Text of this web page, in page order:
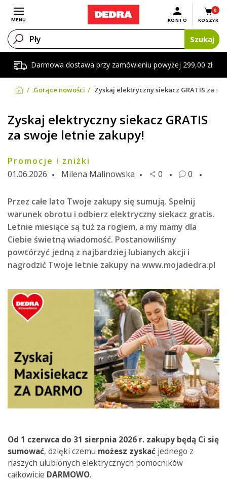
Darmowa dostawa przy zamówieniu powyżej 299,00 zł
Otwórz menu
MENU
0
KOSZYK
KONTO
Szukaj
Gorące nowości Zyskaj elektryczny siekacz GRATIS za
Zyskaj elektryczny siekacz GRATIS
za swoje letnie zakupy!
Promocje i zniżki
01.06.2026
Milena Malinowska 0 0
Przez całe lato Twoje zakupy się sumują. Spełnij
warunek obrotu i odbierz elektryczny siekacz gratis.
Letnie miesiące są tuż za rogiem, a my mamy dla
Ciebie świetną wiadomość. Postanowiliśmy
powtórzyć jedną z najbardziej lubianych akcji i
nagrodzić Twoje letnie zakupy na www.mojadedra.pl
Od 1 czerwca do 31 sierpnia 2026 r. zakupy będą Ci się
sumować, dzięki czemu możesz zyskać jednego z
naszych ulubionych elektrycznych pomocników
całkowicie DARMOWO.